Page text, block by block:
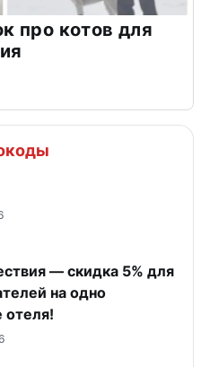
про котов для
— скидка 5% для
на одно
отеля!